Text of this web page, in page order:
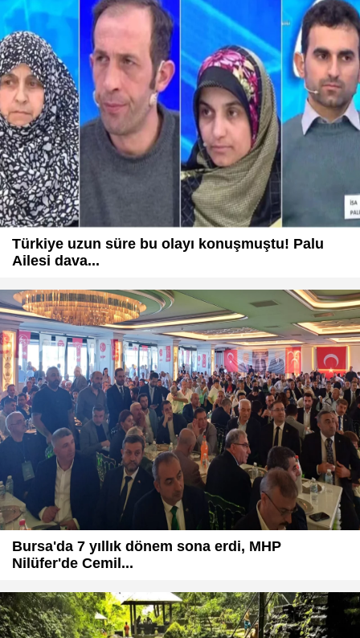
Türkiye uzun süre bu olayı konuşmuştu! Palu
Ailesi dava...
Bursa'da 7 yıllık dönem sona erdi, MHP
Nilüfer'de Cemil...